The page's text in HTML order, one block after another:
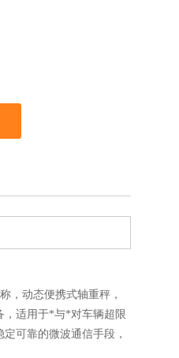
，动态便携式轴重秤，
，适用于*与*对车辆超限
可靠的微波通信手段，